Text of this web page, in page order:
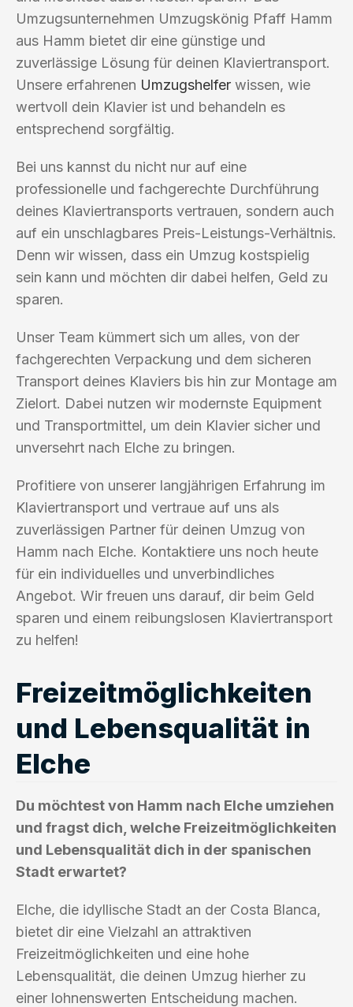
Umzugsunternehmen Umzugskönig Pfaff Hamm
aus Hamm bietet dir eine günstige und
zuverlässige Lösung für deinen Klaviertransport.
Unsere erfahrenen Umzugshelfer wissen, wie
wertvoll dein Klavier ist und behandeln es
entsprechend sorgfältig.
Bei uns kannst du nicht nur auf eine
professionelle und fachgerechte Durchführung
deines Klaviertransports vertrauen, sondern auch
auf ein unschlagbares Preis-Leistungs-Verhältnis.
Denn wir wissen, dass ein Umzug kostspielig
sein kann und möchten dir dabei helfen, Geld zu
sparen.
Unser Team kümmert sich um alles, von der
fachgerechten Verpackung und dem sicheren
Transport deines Klaviers bis hin zur Montage am
Zielort. Dabei nutzen wir modernste Equipment
und Transportmittel, um dein Klavier sicher und
unversehrt nach Elche zu bringen.
Profitiere von unserer langjährigen Erfahrung im
Klaviertransport und vertraue auf uns als
zuverlässigen Partner für deinen Umzug von
Hamm nach Elche. Kontaktiere uns noch heute
für ein individuelles und unverbindliches
Angebot. Wir freuen uns darauf, dir beim Geld
sparen und einem reibungslosen Klaviertransport
zu helfen!
Freizeitmöglichkeiten
und Lebensqualität in
Elche
Du möchtest von Hamm nach Elche umziehen
und fragst dich, welche Freizeitmöglichkeiten
und Lebensqualität dich in der spanischen
Stadt erwartet?
Elche, die idyllische Stadt an der Costa Blanca,
bietet dir eine Vielzahl an attraktiven
Freizeitmöglichkeiten und eine hohe
Lebensqualität, die deinen Umzug hierher zu
einer lohnenswerten Entscheidung machen.